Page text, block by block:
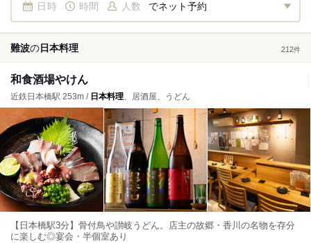
日時 時間 人数 でネット予約
難波の日本料理 212件
和食酒場やけん
近鉄日本橋駅 253m / 日本料理、居酒屋、うどん
【日本橋駅3分】骨付鳥や讃岐うどん。店主の故郷・香川の名物を存分
に楽しむ◎宴会・半個室あり